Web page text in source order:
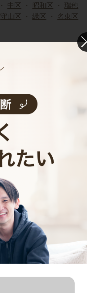
・ 中区 ・ 昭和区 ・
瑞穂
守山区 ・ 緑区 ・ 名東区
行求人
中区
守山区
刈谷市 ・豊田市・犬
知多市 ・
尾張旭
・清須市・北名古屋
手市・東郷町・豊山